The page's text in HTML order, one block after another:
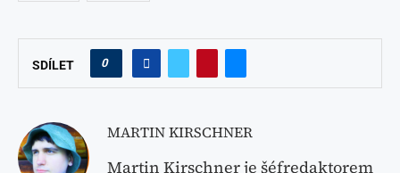
SDÍLET 0
MARTIN KIRSCHNER
Martin Kirschner je šéfredaktorem